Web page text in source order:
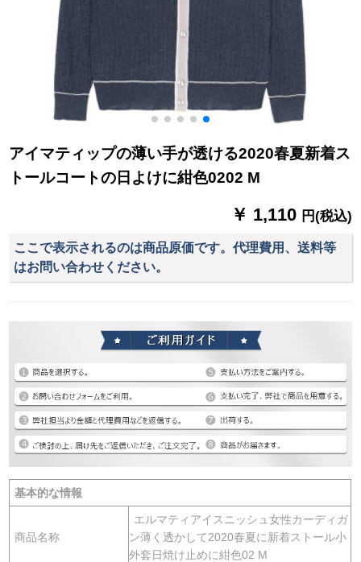
アイマティップの薄い手が透ける2020春夏新着ス
トールコートの日よけに紺色0202 M
￥ 1,110 円(税込)
ここで表示されるのは商品原価です。代理費用、送料等
はお問い合わせください。
基本的な情報
商品名称
エルマティアイスニッシュ女性カーディガ
ン薄く透かして2020春夏に新着ストール小
外套日焼け止めに紺色02 M